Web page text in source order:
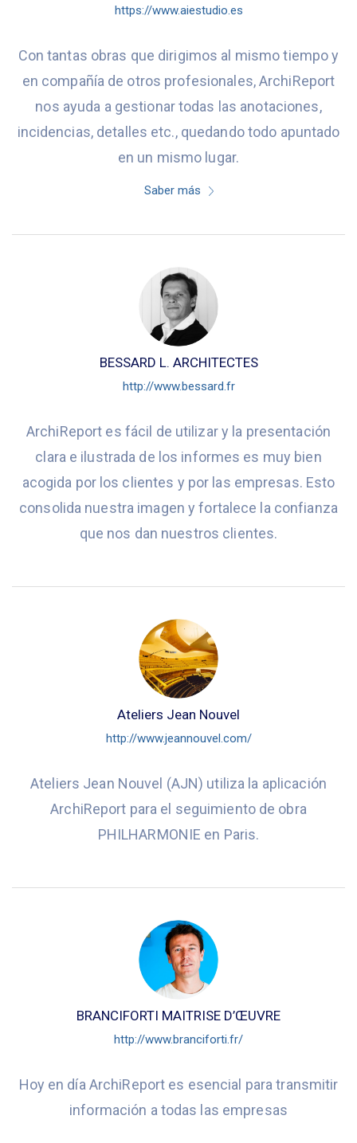
https://www.aiestudio.es
Con tantas obras que dirigimos al mismo tiempo y
en compañía de otros profesionales, ArchiReport
nos ayuda a gestionar todas las anotaciones,
incidencias, detalles etc., quedando todo apuntado
en un mismo lugar.
Saber más
BESSARD L. ARCHITECTES
http://www.bessard.fr
ArchiReport es fácil de utilizar y la presentación
clara e ilustrada de los informes es muy bien
acogida por los clientes y por las empresas. Esto
consolida nuestra imagen y fortalece la confianza
que nos dan nuestros clientes.
Ateliers Jean Nouvel
http://www.jeannouvel.com/
Ateliers Jean Nouvel (AJN) utiliza la aplicación
ArchiReport para el seguimiento de obra
PHILHARMONIE en Paris.
BRANCIFORTI MAITRISE D’ŒUVRE
http://www.branciforti.fr/
Hoy en día ArchiReport es esencial para transmitir
información a todas las empresas